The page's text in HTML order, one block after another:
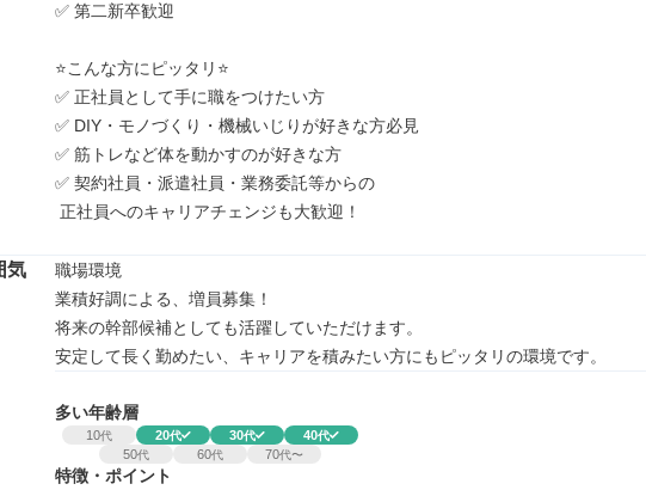
✅ 第二新卒歓迎
⭐こんな方にピッタリ⭐
✅ 正社員として手に職をつけたい方
✅ DIY・モノづくり・機械いじりが好きな方必見
✅ 筋トレなど体を動かすのが好きな方
✅ 契約社員・派遣社員・業務委託等からの
正社員へのキャリアチェンジも大歓迎！
気
職場環境
業積好調による、増員募集！
将来の幹部候補としても活躍していただけます。
安定して長く勤めたい、キャリアを積みたい方にもピッタリの環境です。
多い年齢層
10代 20代 30代 40代
50代 60代 70代〜
特徴・ポイント